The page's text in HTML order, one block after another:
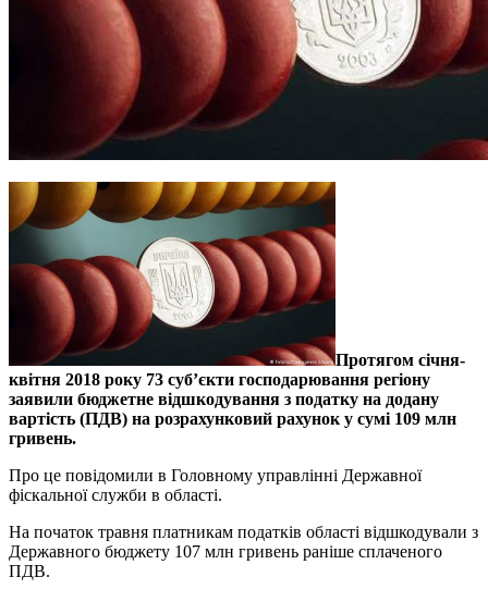
Протягом січня-
квітня 2018 року 73 суб’єкти господарювання регіону
заявили бюджетне відшкодування з податку на додану
вартість (ПДВ) на розрахунковий рахунок у сумі 109 млн
гривень.
Про це повідомили в Головному управлінні Державної
фіскальної служби в області.
На початок травня платникам податків області відшкодували з
Державного бюджету 107 млн гривень раніше сплаченого
ПДВ.